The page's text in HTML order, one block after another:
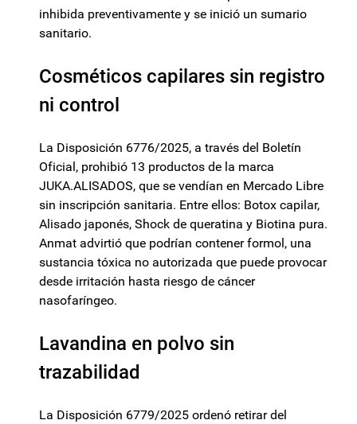
inhibida preventivamente y se inició un sumario
sanitario.
Cosméticos capilares sin registro
ni control
La Disposición 6776/2025, a través del Boletín
Oficial, prohibió 13 productos de la marca
JUKA.ALISADOS, que se vendían en Mercado Libre
sin inscripción sanitaria. Entre ellos: Botox capilar,
Alisado japonés, Shock de queratina y Biotina pura.
Anmat advirtió que podrían contener formol, una
sustancia tóxica no autorizada que puede provocar
desde irritación hasta riesgo de cáncer
nasofaríngeo.
Lavandina en polvo sin
trazabilidad
La Disposición 6779/2025 ordenó retirar del